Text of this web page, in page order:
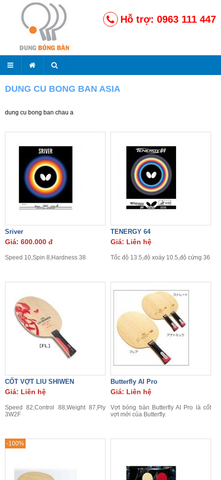
Hỗ trợ: 0963 111 447
DUNG CU BONG BAN ASIA
dung cu bong ban chau a
Sriver
Giá: 600.000 đ
Speed 10,Spin 8,Hardness 38
TENERGY 64
Giá: Liên hệ
Tốc độ 13.5,độ xoáy 10.5,độ cứng 36
CỐT VỢT LIU SHIWEN
Giá: Liên hệ
Speed 82,Control 88,Weight 87,Ply
3W2F
Butterfly AI Pro
Giá: Liên hệ
Vợt bóng bàn Butterfly AI Pro là cốt
vợt mới của Butterfly.
-100%